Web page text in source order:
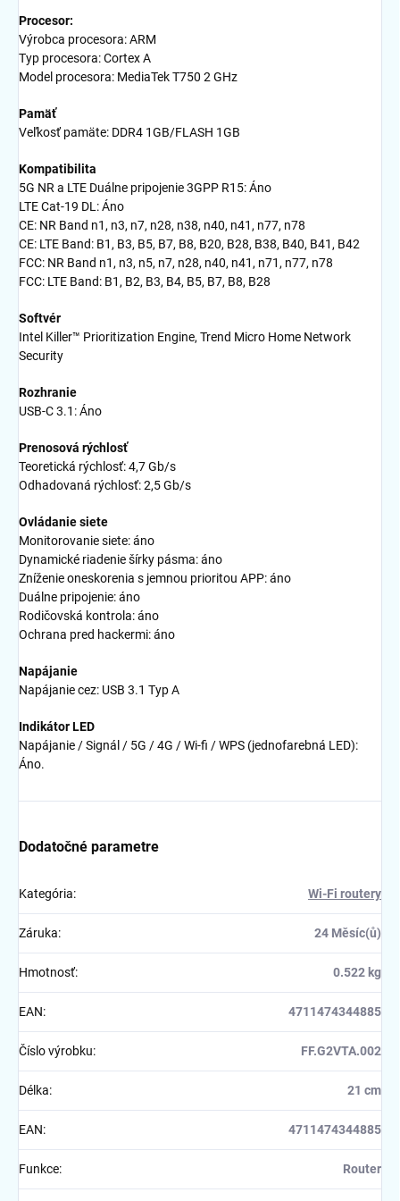
Procesor:
Výrobca procesora: ARM
Typ procesora: Cortex A
Model procesora: MediaTek T750 2 GHz
Pamäť
Veľkosť pamäte: DDR4 1GB/FLASH 1GB
Kompatibilita
5G NR a LTE Duálne pripojenie 3GPP R15: Áno
LTE Cat-19 DL: Áno
CE: NR Band n1, n3, n7, n28, n38, n40, n41, n77, n78
CE: LTE Band: B1, B3, B5, B7, B8, B20, B28, B38, B40, B41, B42
FCC: NR Band n1, n3, n5, n7, n28, n40, n41, n71, n77, n78
FCC: LTE Band: B1, B2, B3, B4, B5, B7, B8, B28
Softvér
Intel Killer™ Prioritization Engine, Trend Micro Home Network
Security
Rozhranie
USB-C 3.1: Áno
Prenosová rýchlosť
Teoretická rýchlosť: 4,7 Gb/s
Odhadovaná rýchlosť: 2,5 Gb/s
Ovládanie siete
Monitorovanie siete: áno
Dynamické riadenie šírky pásma: áno
Zníženie oneskorenia s jemnou prioritou APP: áno
Duálne pripojenie: áno
Rodičovská kontrola: áno
Ochrana pred hackermi: áno
Napájanie
Napájanie cez: USB 3.1 Typ A
Indikátor LED
Napájanie / Signál / 5G / 4G / Wi-fi / WPS (jednofarebná LED):
Áno.
Dodatočné parametre
Kategória: Wi-Fi routery
Záruka: 24 Měsíc(ů)
Hmotnosť: 0.522 kg
EAN: 4711474344885
Číslo výrobku: FF.G2VTA.002
Délka: 21 cm
EAN: 4711474344885
Funkce: Router